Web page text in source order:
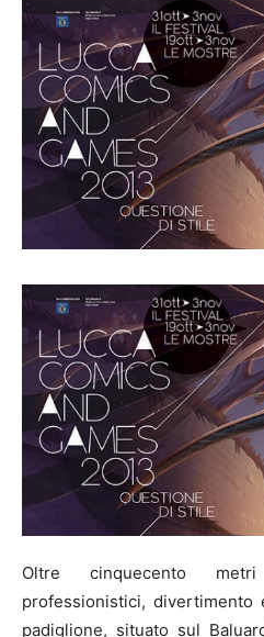
Oltre cinquecento
professionistici, divertimento
padiglione, situato sul